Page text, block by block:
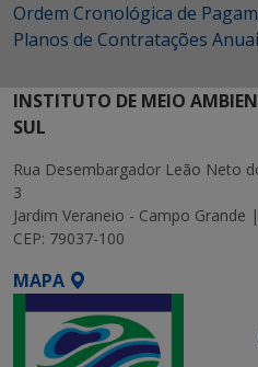
Ordem Cronológica de
Planos de Contratações
INSTITUTO DE MEIO
SUL
Rua Desembargador Leão Neto
3
Jardim Veraneio - Campo Grande
CEP: 79037-100
MAPA